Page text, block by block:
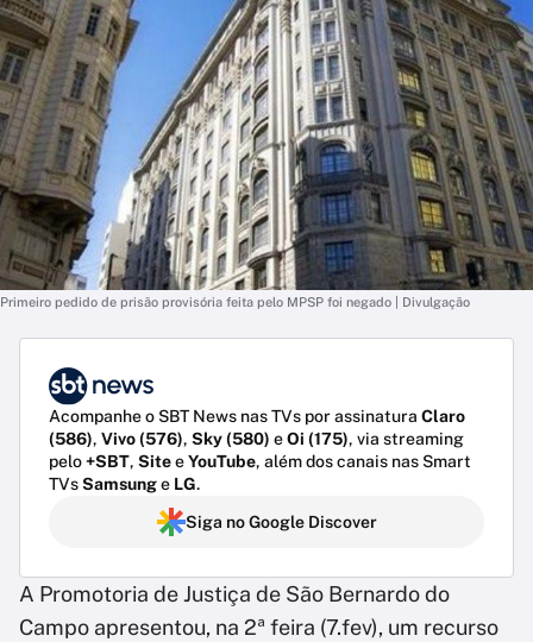
Primeiro pedido de prisão provisória feita pelo MPSP foi negado | Divulgação
Acompanhe o SBT News nas TVs por assinatura Claro
(586), Vivo (576), Sky (580) eOi (175), via streaming
pelo+SBT, SiteeYouTube, além dos canais nas Smart
TVsSamsunge LG.
Siga no Google Discover
A Promotoria de Justiça de São Bernardo do
Campo apresentou, na 2ª feira (7.fev), um recurso